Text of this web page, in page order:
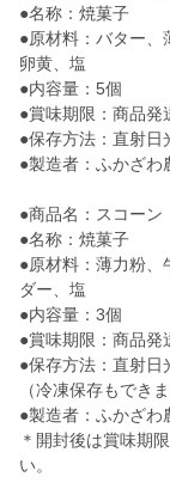
●名称：焼菓子
●原材料：バター、
卵黄、塩
●内容量：5個
●賞味期限：商品発
●保存方法：直射日
●製造者：ふかざ
●商品名：スコーン
●名称：焼菓子
●原材料：薄力粉、
ダー、塩
●内容量：3個
●賞味期限：商品発
●保存方法：直射日
（冷凍保存もできま
●製造者：ふかざ
＊開封後は賞味期
い。